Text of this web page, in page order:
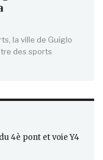
la ville de Guiglo
des sports
4è pont et voie Y4